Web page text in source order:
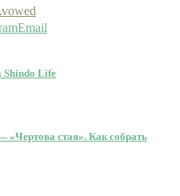
Email
Shindo Life
стая». Как собрать